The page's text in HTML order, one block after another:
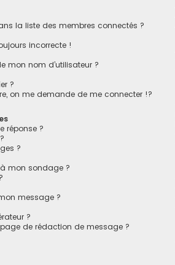
la liste des membres connectés ?
incorrecte !
mon nom d’utilisateur ?
?
on me demande de me connecter !?
réponse ?
?
mon sondage ?
message ?
?
de rédaction de message ?